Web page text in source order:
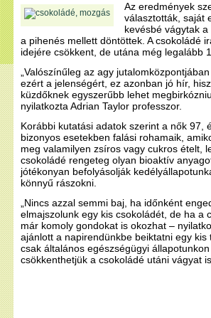
Az eredmények
választották, saját
kevésbé vágytak
a pihenés mellett döntöttek. A csokoládé
idejére csökkent, de utána még legalább
„Valószínűleg az agy
ezért a jelenségért, ez azonban jó hír,
küzdőknek egyszerűbb lehet
nyilatkozta Adrian Taylor professzor.
Korábbi kutatási adatok szerint a nők 97,
bizonyos esetekben falási rohamaik,
meg valamilyen zsíros vagy cukros ételt,
csokoládé rengeteg olyan bioaktív
jótékonyan befolyásolják
könnyű rászokni.
„Nincs azzal semmi baj, ha időnként
elmajszolunk egy kis csokoládét, de ha a
már komoly gondokat is okozhat –
ajánlott a napirendünkbe beiktatni egy
csak általános egészségügyi
csökkenthetjük a csokoládé utáni vágyat